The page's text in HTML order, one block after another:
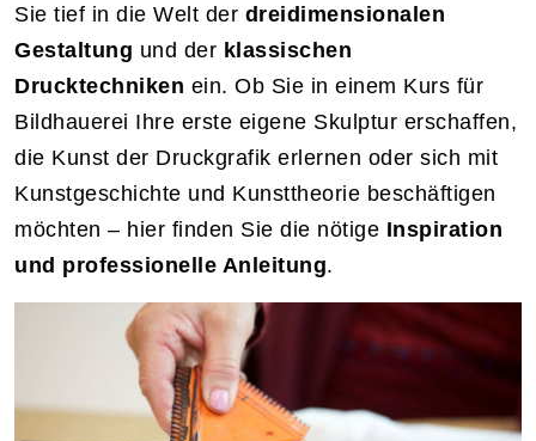
Sie tief in die Welt der dreidimensionalen
Gestaltung und der klassischen
Drucktechniken ein. Ob Sie in einem Kurs für
Bildhauerei Ihre erste eigene Skulptur erschaffen,
die Kunst der Druckgrafik erlernen oder sich mit
Kunstgeschichte und Kunsttheorie beschäftigen
möchten – hier finden Sie die nötige Inspiration
und professionelle Anleitung.